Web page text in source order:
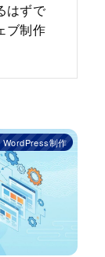
はずで
ブ制作
WordPress制作